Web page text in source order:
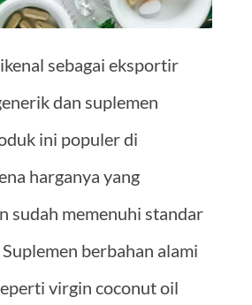
sebagai eksportir
dan suplemen
ini populer di
harganya yang
sudah memenuhi standar
berbahan alami
virgin coconut oil